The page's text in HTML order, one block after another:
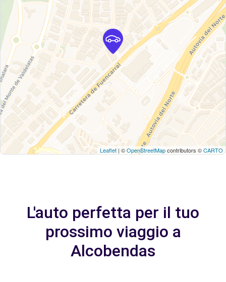
Leaflet | ©OpenStreetMapcontributors ©CARTO
L'auto perfetta per il tuo
prossimo viaggio a
Alcobendas